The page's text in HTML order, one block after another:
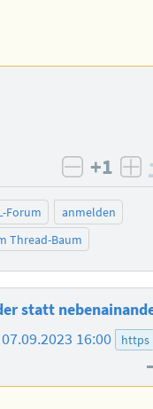
negativ
+1
Forum
anmelden
Thread-Baum
statt
07.09.2023 16:00 https